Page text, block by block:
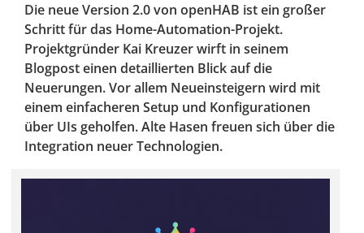
Die neue Version 2.0 von openHAB ist ein großer
Schritt für das Home-Automation-Projekt.
Projektgründer Kai Kreuzer wirft in seinem
Blogpost einen detaillierten Blick auf die
Neuerungen. Vor allem Neueinsteigern wird mit
einem einfacheren Setup und Konfigurationen
über UIs geholfen. Alte Hasen freuen sich über die
Integration neuer Technologien.